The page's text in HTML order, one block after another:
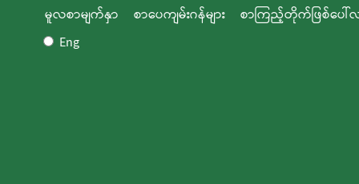
မူလစာမျက်နှာ စာပေကျမ်းဂန်များ
စာကြည့်တိုက်ဖြစ်ပေါ်
Eng